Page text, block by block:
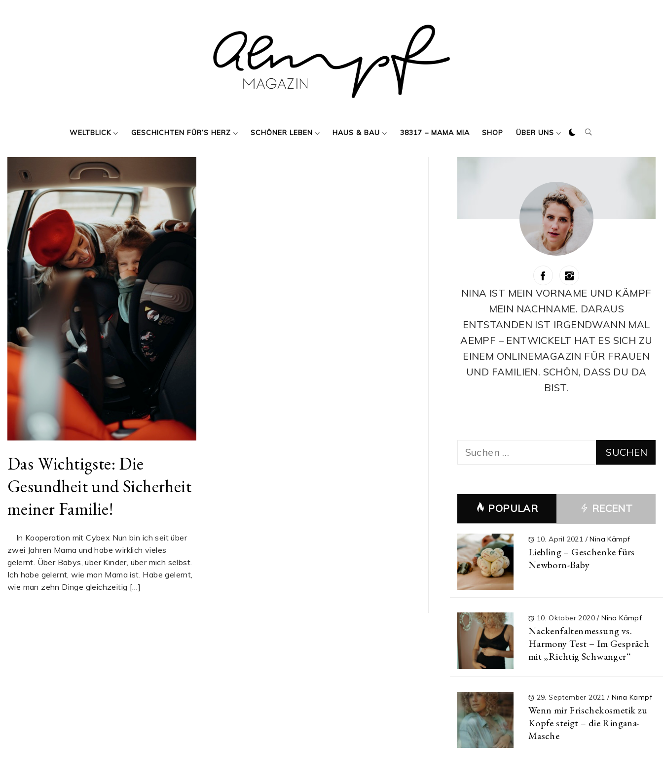
WELTBLICK GESCHICHTEN FÜR’S HERZ SCHÖNER LEBEN HAUS & BAU 38317 – MAMA MIA SHOP ÜBER UNS
Das Wichtigste: Die
Gesundheit und Sicherheit
meiner Familie!
In Kooperation mit Cybex Nun bin ich seit über
zwei Jahren Mama und habe wirklich vieles
gelernt. Über Babys, über Kinder, über mich selbst.
Ich habe gelernt, wie man Mama ist. Habe gelernt,
wie man zehn Dinge gleichzeitig […]
NINA IST MEIN VORNAME UND KÄMPF
MEIN NACHNAME. DARAUS
ENTSTANDEN IST IRGENDWANN MAL
AEMPF – ENTWICKELT HAT ES SICH ZU
EINEM ONLINEMAGAZIN FÜR FRAUEN
UND FAMILIEN. SCHÖN, DASS DU DA
BIST.
Suchen
POPULAR RECENT
10. April 2021 / Nina Kämpf
Liebling – Geschenke fürs
Newborn-Baby
10. Oktober 2020/ Nina Kämpf
Nackenfaltenmessung vs.
Harmony Test – Im Gespräch
mit „Richtig Schwanger“
29. September 2021/ Nina Kämpf
Wenn mir Frischekosmetik zu
Kopfe steigt – die Ringana-
Masche